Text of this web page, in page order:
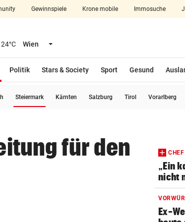
auswählen
Gewinnspiele Krone mobile Immosuche
24°C Wien Menü aufklappen
Politik
Stars & Society Sport Gesund
Steiermark Kärnten Salzburg Tirol Vorarlberg
für den
„Ein
nicht
Ex-